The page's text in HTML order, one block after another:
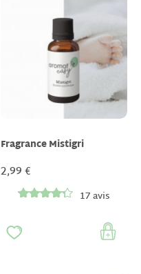
Fragrance Mistigri
2,99 €
17 avis